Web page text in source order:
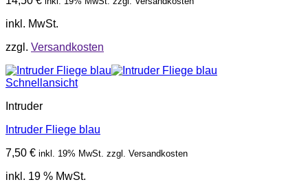
inkl. MwSt.
zzgl. Versandkosten
Schnellansicht
Intruder
Intruder Fliege blau
7,50 € inkl. 19% MwSt. zzgl. Versandkosten
inkl. 19 % MwSt.